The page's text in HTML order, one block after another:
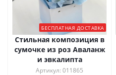
БЕСПЛАТНАЯ ДОСТАВКА
Стильная композиция в
сумочке из роз Аваланж
и эвкалипта
Артикул: 011865